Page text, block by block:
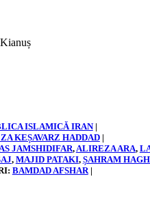
ISLAMICĂ IRAN|
KEȘAVARZ HADDAD|
JAMSHIDIFAR, ALIREZA ARA,
, MAJID PATAKI, ȘAHRAM
BAMDAD AFSHAR|